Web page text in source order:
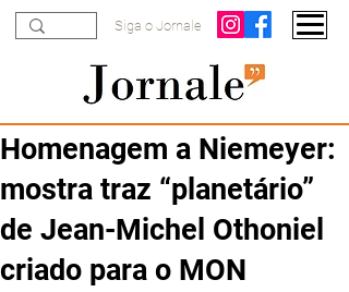
Siga o Jornale
Homenagem a Niemeyer:
mostra traz “planetário”
de Jean-Michel Othoniel
criado para o MON